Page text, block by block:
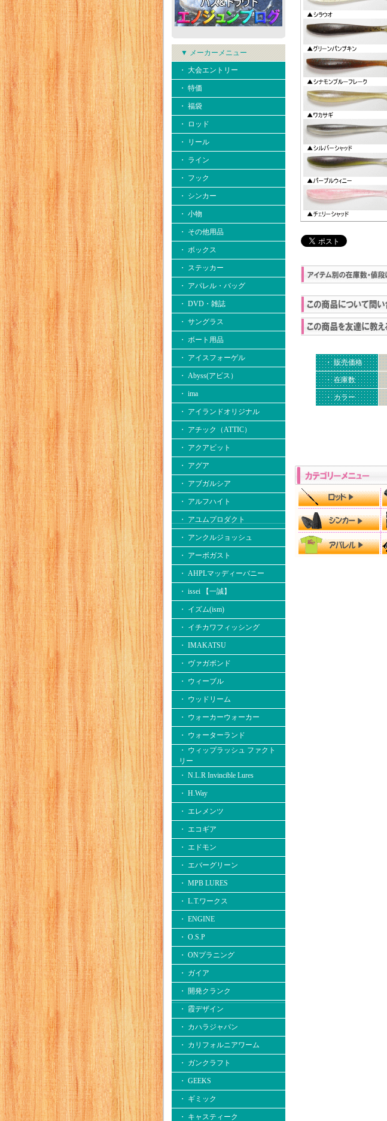
▼ メーカーメニュー
・ 大会エントリー
・ 特価
・ 福袋
・ ロッド
・ リール
・ ライン
・ フック
・ シンカー
・ 小物
・ その他用品
・ ボックス
・ ステッカー
・ アパレル・バッグ
・ DVD・雑誌
・ サングラス
・ ボート用品
・ アイスフォーゲル
・ Abyss(アビス）
・ ima
・ アイランドオリジナル
・ アチック（ATTIC）
・ アクアビット
・ アグア
・ アブガルシア
・ アルフハイト
・ アユムプロダクト
・ アンクルジョッシュ
・ アーボガスト
・ AHPLマッディーバニー
・ issei 【一誠】
・ イズム(ism)
・ イチカワフィッシング
・ IMAKATSU
・ ヴァガボンド
・ ウィーブル
・ ウッドリーム
・ ウォーカーウォーカー
・ ウォーターランド
・ ウィップラッシュ ファクト
リー
・ N.L.R Invincible Lures
・ H.Way
・ エレメンツ
・ エコギア
・ エドモン
・ エバーグリーン
・ MPB LURES
・ L.T.ワークス
・ ENGINE
・ O.S.P
・ ONプラニング
・ ガイア
・ 開発クランク
・ 霞デザイン
・ カハラジャパン
・ カリフォルニアワーム
・ ガンクラフト
・ GEEKS
・ ギミック
・ キャスティーク
・ 販売価格
・ 在庫数
・ カラー